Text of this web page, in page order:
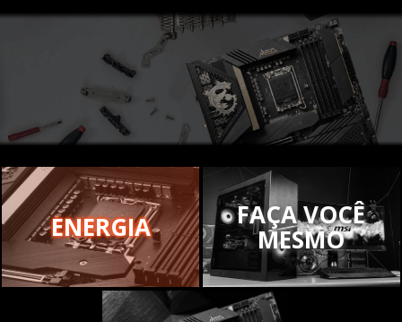
ENERGIA FAÇA VOCÊ
MESMO